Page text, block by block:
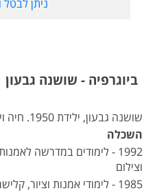
ניתן לבטל
ביוגרפיה - שושנה גבעון
שושנה גבעון, ילידת 1950. חיה ויוצרת בישראל
השכלה
1992 - לימודים במדרשה
וצילום
1985 - לימודי אמנות וציור, קלישר, ת"א